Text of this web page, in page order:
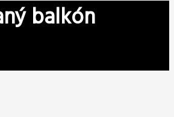
balkón